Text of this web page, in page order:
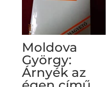
Moldova
György:
Árnyék az